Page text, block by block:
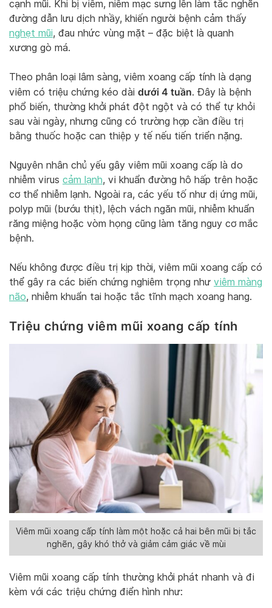
cạnh mũi. Khi bị viêm, niêm mạc sưng lên làm tắc nghẽn
đường dẫn lưu dịch nhầy, khiến người bệnh cảm thấy
nghẹt mũi, đau nhức vùng mặt – đặc biệt là quanh
xương gò má.
Theo phân loại lâm sàng, viêm xoang cấp tính là dạng
viêm có triệu chứng kéo dài dưới 4 tuần. Đây là bệnh
phổ biến, thường khởi phát đột ngột và có thể tự khỏi
sau vài ngày, nhưng cũng có trường hợp cần điều trị
bằng thuốc hoặc can thiệp y tế nếu tiến triển nặng.
Nguyên nhân chủ yếu gây viêm mũi xoang cấp là do
nhiễm virus cảm lạnh, vi khuẩn đường hô hấp trên hoặc
cơ thể nhiễm lạnh. Ngoài ra, các yếu tố như dị ứng mũi,
polyp mũi (bướu thịt), lệch vách ngăn mũi, nhiễm khuẩn
răng miệng hoặc vòm họng cũng làm tăng nguy cơ mắc
bệnh.
Nếu không được điều trị kịp thời, viêm mũi xoang cấp có
thể gây ra các biến chứng nghiêm trọng như viêm màng
não, nhiễm khuẩn tai hoặc tắc tĩnh mạch xoang hang.
Triệu chứng viêm mũi xoang cấp tính
Viêm mũi xoang cấp tính làm một hoặc cả hai bên mũi bị tắc
nghẽn, gây khó thở và giảm cảm giác về mùi
Viêm mũi xoang cấp tính thường khởi phát nhanh và đi
kèm với các triệu chứng điển hình như: